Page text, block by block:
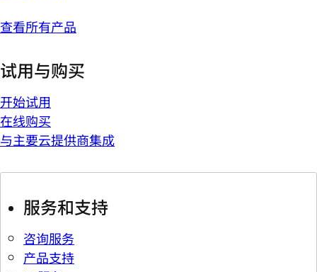
查看所有产品
试用与购买
开始试用
在线购买
与主要云提供商集成
服务和支持
咨询服务
产品支持